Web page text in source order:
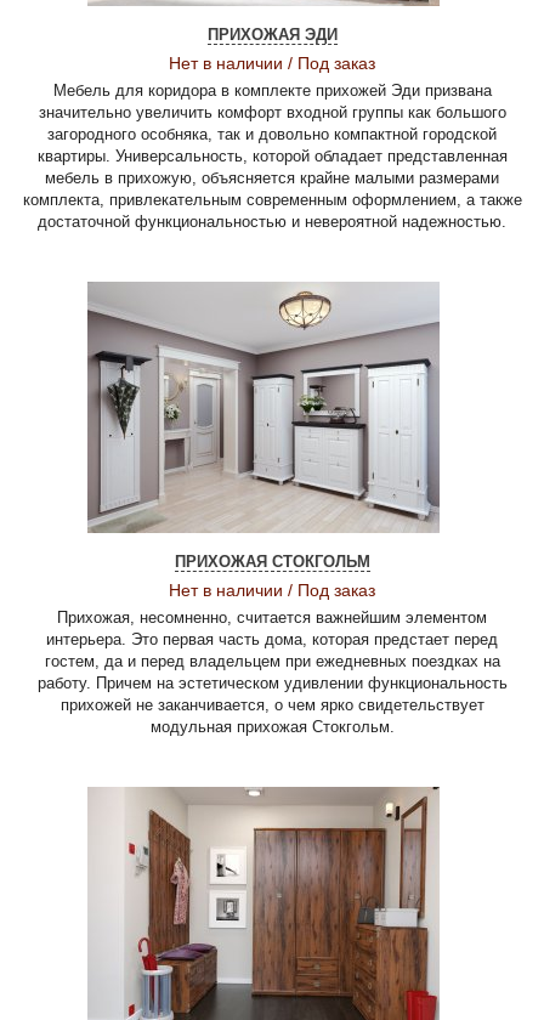
ПРИХОЖАЯ ЭДИ
Нет в наличии / Под заказ
Мебель для коридора в комплекте прихожей Эди призвана
значительно увеличить комфорт входной группы как большого
загородного особняка, так и довольно компактной городской
квартиры. Универсальность, которой обладает представленная
мебель в прихожую, объясняется крайне малыми размерами
комплекта, привлекательным современным оформлением, а также
достаточной функциональностью и невероятной надежностью.
ПРИХОЖАЯ СТОКГОЛЬМ
Нет в наличии / Под заказ
Прихожая, несомненно, считается важнейшим элементом
интерьера. Это первая часть дома, которая предстает перед
гостем, да и перед владельцем при ежедневных поездках на
работу. Причем на эстетическом удивлении функциональность
прихожей не заканчивается, о чем ярко свидетельствует
модульная прихожая Стокгольм.